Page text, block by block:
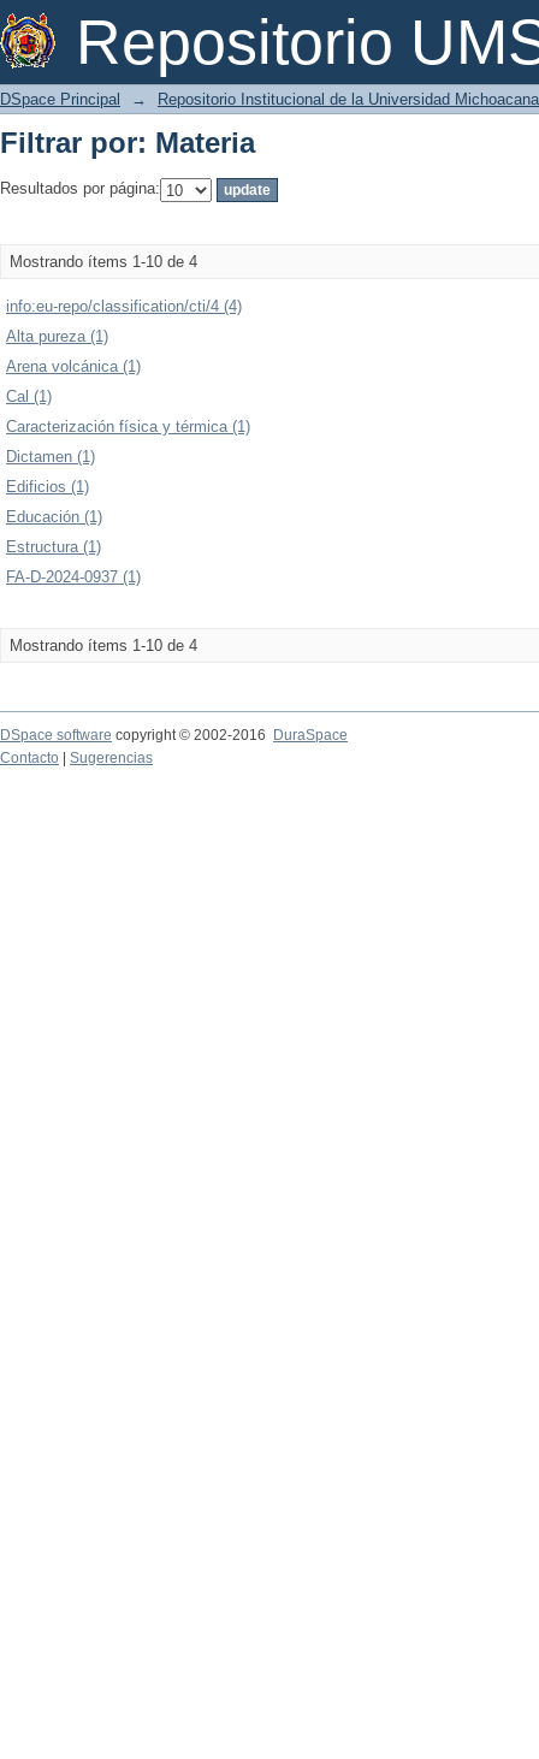
Repositorio
Filtrar por: Materia
DSpace Principal → Repositorio Institucional de la Universidad
Filtrar por: Materia
Resultados por página:
Mostrando ítems 1-10 de 4
info:eu-repo/classification/cti/4 (4)
Alta pureza (1)
Arena volcánica (1)
Cal (1)
Caracterización física y térmica (1)
Dictamen (1)
Edificios (1)
Educación (1)
Estructura (1)
FA-D-2024-0937 (1)
Mostrando ítems 1-10 de 4
DSpace software copyright © 2002-2016
DuraSpace
Contacto
Sugerencias